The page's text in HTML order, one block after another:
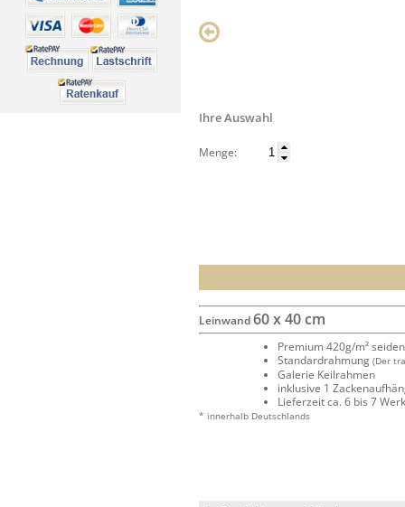
Ihre Auswahl
Menge:
Leinwand60 x 40 cm
Premium 420g/m²
Standardrahmung (Der
Galerie Keilrahmen
inklusive 1
Lieferzeit ca. 6 bis 7
* innerhalb Deutschlands